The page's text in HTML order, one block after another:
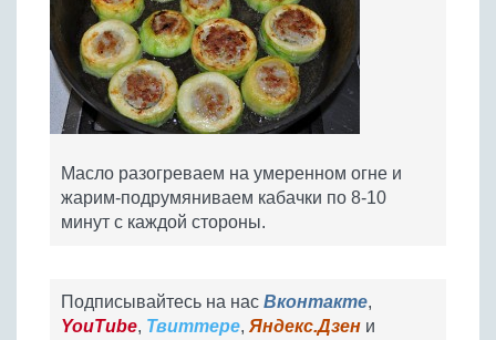
Масло разогреваем на умеренном огне и
жарим-подрумяниваем кабачки по 8-10
минут с каждой стороны.
Подписывайтесь на нас Вконтакте,
YouTube, Твиттере, Яндекс.Дзен и